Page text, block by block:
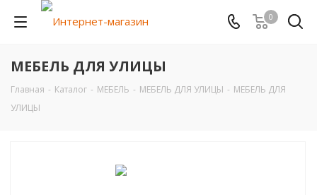
0
МЕБЕЛЬ ДЛЯ УЛИЦЫ
Главная - Каталог - МЕБЕЛЬ - МЕБЕЛЬ ДЛЯ УЛИЦЫ - МЕБЕЛЬ ДЛЯ
УЛИЦЫ